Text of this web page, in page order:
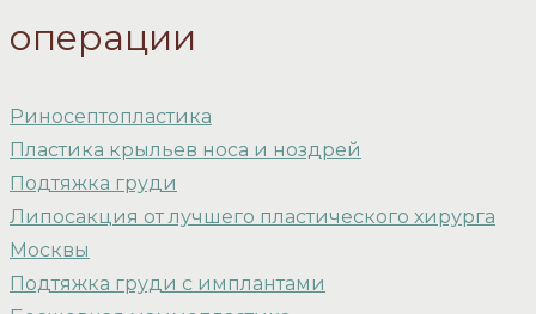
операции
Риносептопластика
Пластика крыльев носа и ноздрей
Подтяжка груди
Липосакция от лучшего пластического хирурга
Москвы
Подтяжка груди с имплантами